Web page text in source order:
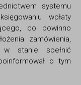
systemu
wpłaty
co powinno
zamówienia,
stanie spełnić
o tym